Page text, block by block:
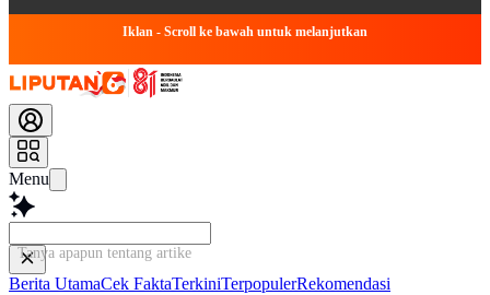
Iklan - Scroll ke bawah untuk melanjutkan
Menu
Tanya apapun tentang artikel ini...
Berita UtamaCek FaktaTerkiniTerpopulerRekomendasi